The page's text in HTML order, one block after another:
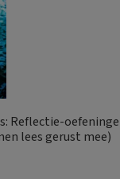
Reflectie-
lees gerust mee)